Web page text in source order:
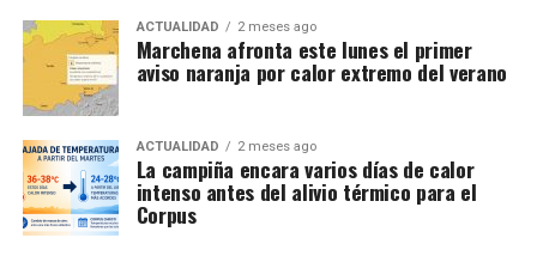
ACTUALIDAD 2 meses ago
Marchena afronta este lunes el primer
aviso naranja por calor extremo del verano
ACTUALIDAD 2 meses ago
La campiña encara varios días de calor
intenso antes del alivio térmico para el
Corpus